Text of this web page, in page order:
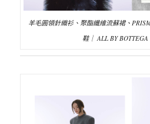
羊毛圓領針織衫、聚酯纖維流蘇裙、
鞋｜ ALL BY BOTTEGA